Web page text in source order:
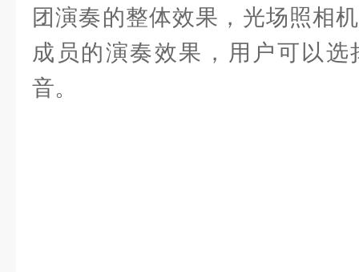
团演奏的整体效果，光场照相
成员的演奏效果，用户可以
音。